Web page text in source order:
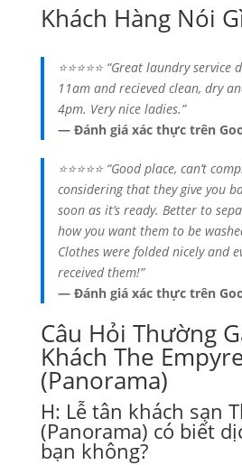
Khách Hàng Nói
⭐⭐⭐⭐⭐ “Great laundry
11am and recieved clean, dry
4pm. Very nice ladies.”
— Đánh giá xác thực trên
⭐⭐⭐⭐⭐ “Good place, can’t
considering that they give you
soon as it’s ready. Better to
how you want them to be
Clothes were folded nicely and
received them!”
— Đánh giá xác thực trên
Câu Hỏi Thường
Khách The
(Panorama)
H: Lễ tân khách sạn
(Panorama) có biết
bạn không?